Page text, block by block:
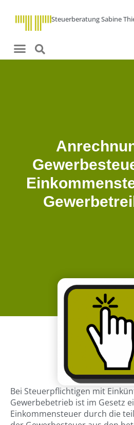
Steuerberatung Sabine
Bei Steuerpflichtigen mit
Gewerbebetrieb ist im Gesetz
Einkommensteuer durch die